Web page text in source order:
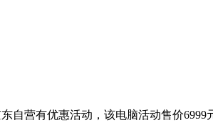
营有优惠活动，该电脑活动售价6999